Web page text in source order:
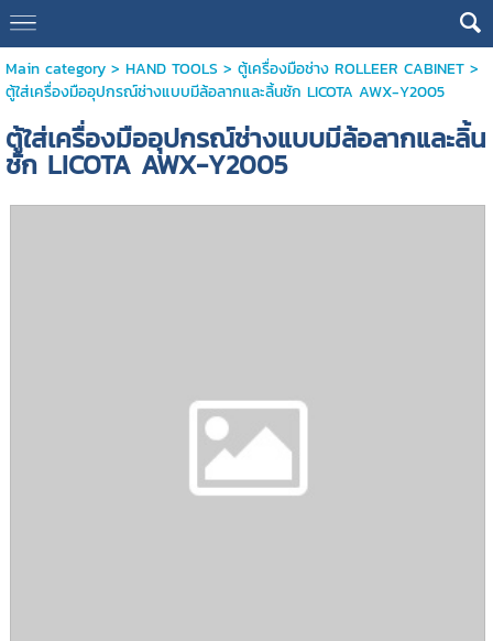
Main category> HAND TOOLS> ตู้เครื่องมือช่าง ROLLEER CABINET>
ตู้ใส่เครื่องมืออุปกรณ์ช่างแบบมีล้อลากและลิ้นชัก LICOTA AWX-Y2005
ตู้ใส่เครื่องมืออุปกรณ์ช่างแบบมีล้อลากและลิ้น
ชัก LICOTA AWX-Y2005